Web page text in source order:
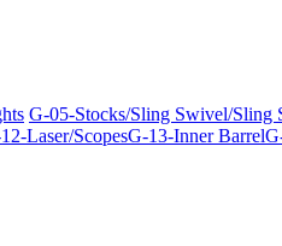
G-05-Stocks/Sling Swivel/Sling
Laser/ScopesG-13-Inner Barrel